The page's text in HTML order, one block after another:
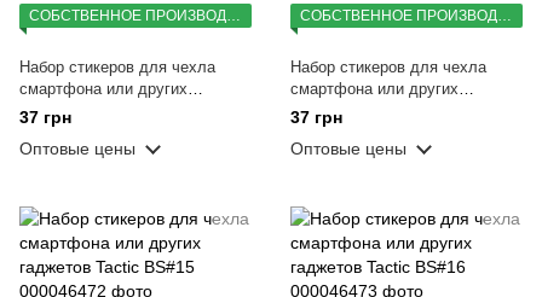
Набор стикеров для чехла
смартфона или других
гаджетов Tactic BS#13
37 грн
Оптовые цены
Набор стикеров для чехла
смартфона или других
гаджетов Tactic BS#14
37 грн
Оптовые цены